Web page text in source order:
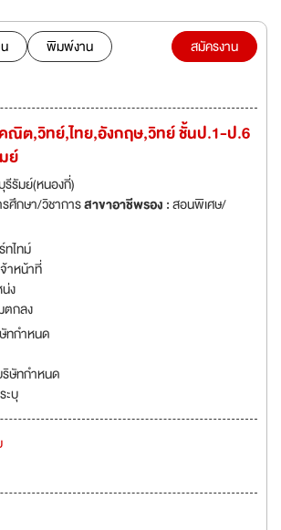
พิมพ์งาน
สมัครงาน
ณิต,วิทย์,ไทย,อังกฤษ,วิทย์ ชั้นป.1-ป.6
ย์
รีรัมย์(หนองกี่)
ศึกษา/วิชาการสาขาอาชีพรอง :สอนพิเศษ/
ไทม์
จ้าหน้าที่
ง
ตกลง
ทกำหนด
ษัทกำหนด
ะบุ